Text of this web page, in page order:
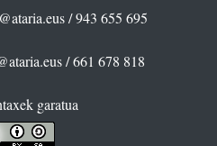
/ 943 655 695
/ 661 678 818
garatua